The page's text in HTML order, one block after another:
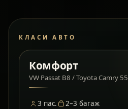
КЛАСИ АВТО
Комфорт
VW Passat B8 / Toyota Camry 55
3 пас. 2–3 багаж